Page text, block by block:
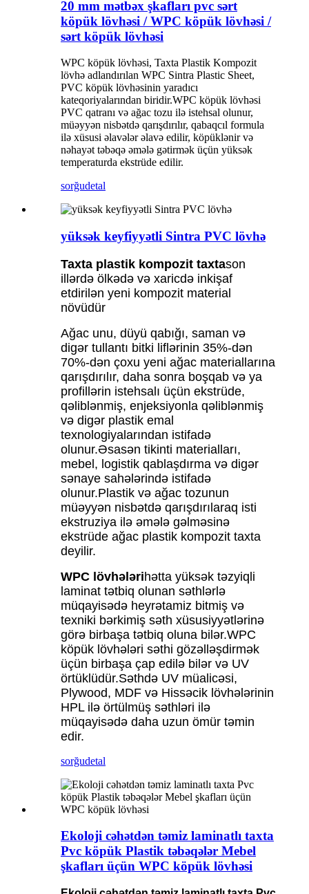
20 mm mətbəx şkafları pvc sərt
köpük lövhəsi / WPC köpük lövhəsi /
sərt köpük lövhəsi
WPC köpük lövhəsi, Taxta Plastik Kompozit
lövhə adlandırılan WPC Sintra Plastic Sheet,
PVC köpük lövhəsinin yaradıcı
kateqoriyalarından biridir.WPC köpük lövhəsi
PVC qatranı və ağac tozu ilə istehsal olunur,
müəyyən nisbətdə qarışdırılır, qabaqcıl formula
ilə xüsusi əlavələr əlavə edilir, köpüklənir və
nəhayət təbəqə əmələ gətirmək üçün yüksək
temperaturda ekstrüde edilir.
sorğudetal
yüksək keyfiyyətli Sintra PVC lövhə
Taxta plastik kompozit taxtason
illərdə ölkədə və xaricdə inkişaf
etdirilən yeni kompozit material
növüdür
Ağac unu, düyü qabığı, saman və
digər tullantı bitki liflərinin 35%-dən
70%-dən çoxu yeni ağac materiallarına
qarışdırılır, daha sonra boşqab və ya
profillərin istehsalı üçün ekstrüde,
qəliblənmiş, enjeksiyonla qəliblənmiş
və digər plastik emal
texnologiyalarından istifadə
olunur.Əsasən tikinti materialları,
mebel, logistik qablaşdırma və digər
sənaye sahələrində istifadə
olunur.Plastik və ağac tozunun
müəyyən nisbətdə qarışdırılaraq isti
ekstruziya ilə əmələ gəlməsinə
ekstrüde ağac plastik kompozit taxta
deyilir.
WPC lövhələrihətta yüksək təzyiqli
laminat tətbiq olunan səthlərlə
müqayisədə heyrətamiz bitmiş və
texniki bərkimiş səth xüsusiyyətlərinə
görə birbaşa tətbiq oluna bilər.WPC
köpük lövhələri səthi gözəlləşdirmək
üçün birbaşa çap edilə bilər və UV
örtüklüdür.Səthdə UV müalicəsi,
Plywood, MDF və Hissəcik lövhələrinin
HPL ilə örtülmüş səthləri ilə
müqayisədə daha uzun ömür təmin
edir.
sorğudetal
Ekoloji cəhətdən təmiz laminatlı taxta
Pvc köpük Plastik təbəqələr Mebel
şkafları üçün WPC köpük lövhəsi